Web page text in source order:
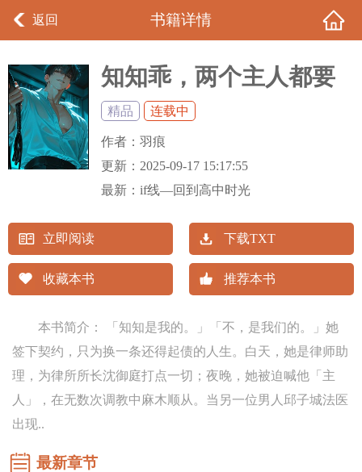
返回 书籍详情
知知乖，两个主人都要
哄 (强制)
精品 连载中
作者： 羽痕
更新： 2025-09-17 15:17:55
最新： if线—回到高中时光
立即阅读 下载TXT
收藏本书 推荐本书
本书简介： 「知知是我的。」「不，是我们的。」她
签下契约，只为换一条还得起债的人生。白天，她是律师助
理，为律所所长沈御庭打点一切；夜晚，她被迫喊他「主
人」，在无数次调教中麻木顺从。当另一位男人邱子城法医
出现..
最新章节